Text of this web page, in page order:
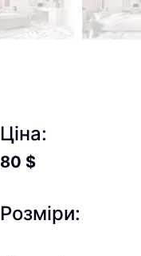
Ціна:
80 $
Розміри: